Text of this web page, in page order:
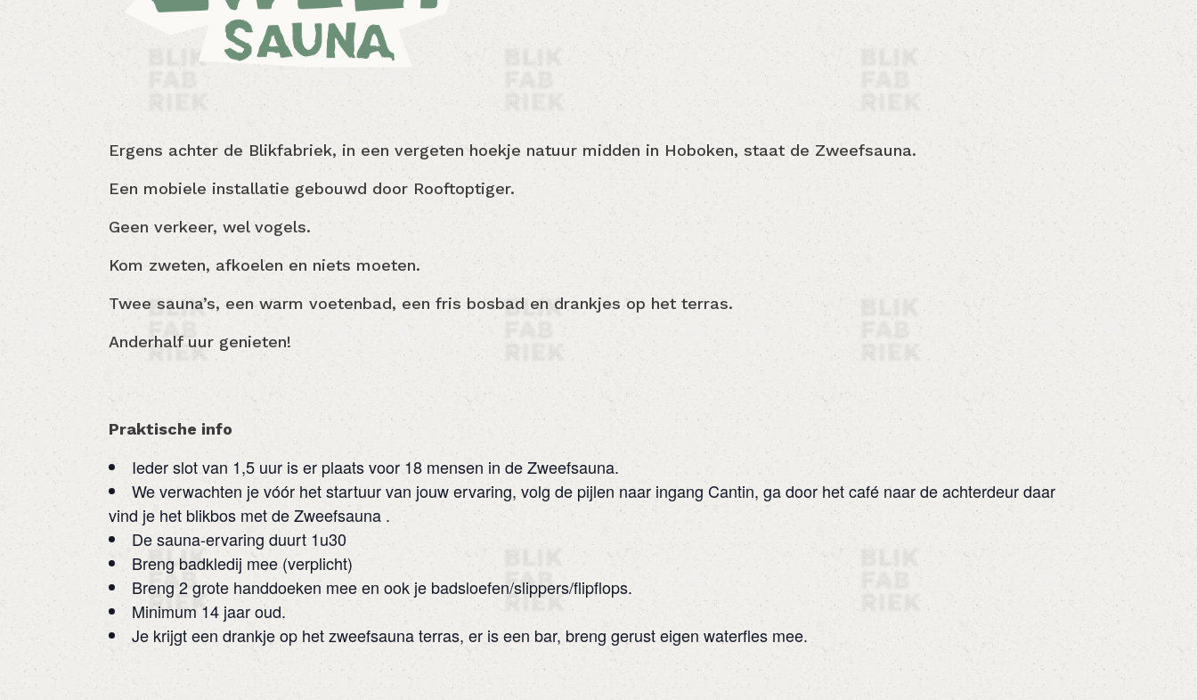
Ergens achter de Blikfabriek, in een vergeten hoekje natuur midden in Hoboken, staat de Zweefsauna.
Een mobiele installatie gebouwd door Rooftoptiger.
Geen verkeer, wel vogels.
Kom zweten, afkoelen en niets moeten.
Twee sauna’s, een warm voetenbad, een fris bosbad en drankjes op het terras.
Anderhalf uur genieten!
Praktische info
Ieder slot van 1,5 uur is er plaats voor 18 mensen in de Zweefsauna.
We verwachten je vóór het startuur van jouw ervaring, volg de pijlen naar ingang Cantin, ga door het café naar de achterdeur daar
vind je het blikbos met de Zweefsauna .
De sauna-ervaring duurt 1u30
Breng badkledij mee (verplicht)
Breng 2 grote handdoeken mee en ook je badsloefen/slippers/flipflops.
Minimum 14 jaar oud.
Je krijgt een drankje op het zweefsauna terras, er is een bar, breng gerust eigen waterfles mee.